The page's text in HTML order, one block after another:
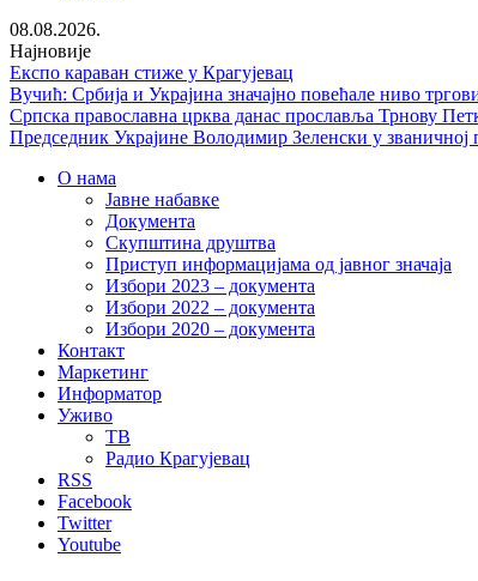
08.08.2026.
Најновије
Експо караван стиже у Крагујевац
Вучић: Србија и Украјина значајно повећале ниво
Српска православна црква данас прославља Трнову
Председник Украјине Володимир Зеленски у званичној
О нама
Јавне набавке
Документа
Скупштина друштва
Приступ информацијама од јавног значаја
Избори 2023 – документа
Избори 2022 – документа
Избори 2020 – документа
Контакт
Маркетинг
Информатор
Уживо
ТВ
Радио Крагујевац
RSS
Facebook
Twitter
Youtube